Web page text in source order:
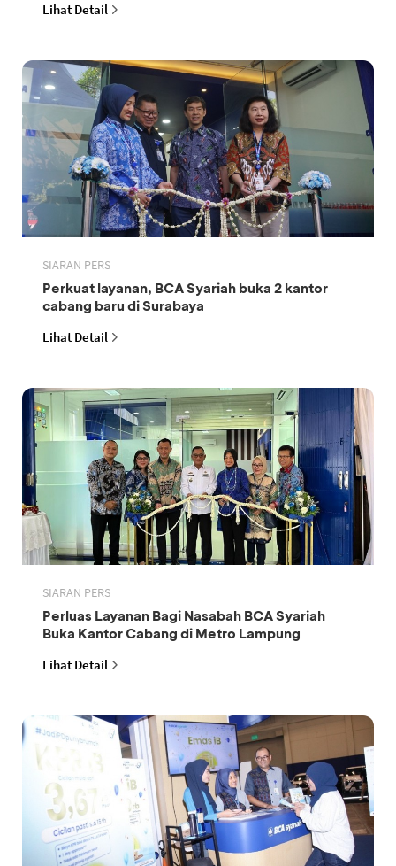
Lihat Detail
SIARAN PERS
Perkuat layanan, BCA Syariah buka 2 kantor
cabang baru di Surabaya
Lihat Detail
SIARAN PERS
Perluas Layanan Bagi Nasabah BCA Syariah
Buka Kantor Cabang di Metro Lampung
Lihat Detail